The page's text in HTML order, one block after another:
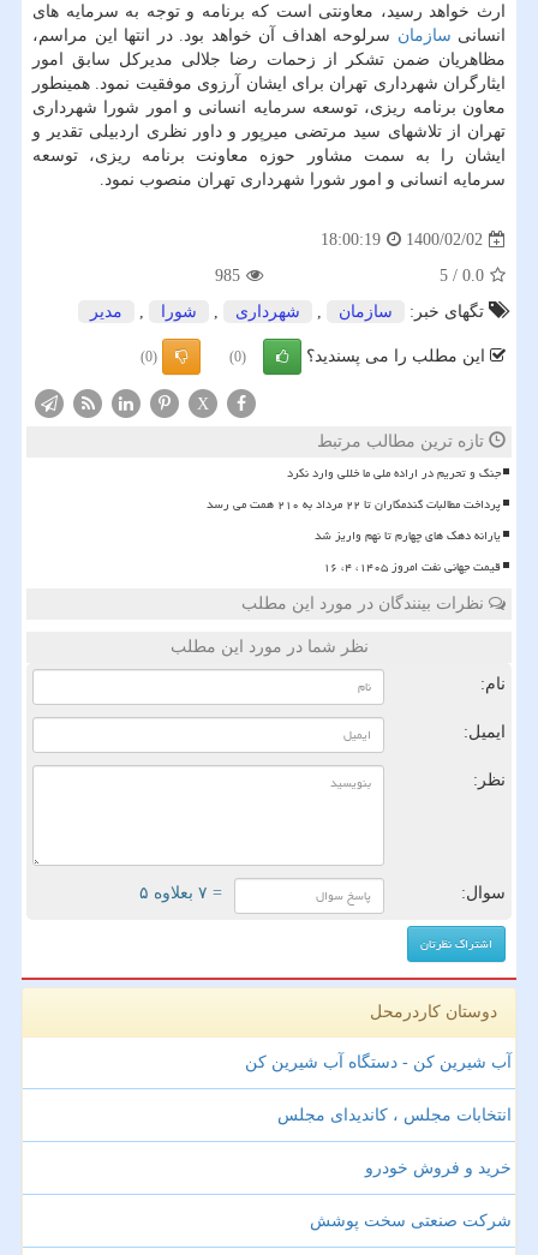
ارث خواهد رسید، معاونتی است که برنامه و توجه به سرمایه های
انسانی سازمان سرلوحه اهداف آن خواهد بود. در انتها این مراسم،
مظاهریان ضمن تشکر از زحمات رضا جلالی مدیرکل سابق امور
ایثارگران شهرداری تهران برای ایشان آرزوی موفقیت نمود. همینطور
معاون برنامه ریزی، توسعه سرمایه انسانی و امور شورا شهرداری
تهران از تلاشهای سید مرتضی میرپور و داور نظری اردبیلی تقدیر و
ایشان را به سمت مشاور حوزه معاونت برنامه ریزی، توسعه
سرمایه انسانی و امور شورا شهرداری تهران منصوب نمود.
1400/02/02
18:00:19
0.0
/
5
985
تگهای خبر:
سازمان , شهرداری , شورا , مدیر
این مطلب را می پسندید؟ (0)
(0)
X
تازه ترین مطالب مرتبط
جنگ و تحریم در اراده ملی ما خللی وارد نکرد
پرداخت مطالبات گندمکاران تا ۲۲ مرداد به ۲۱۰ همت می رسد
یارانه دهک های چهارم تا نهم واریز شد
قیمت جهانی نفت امروز ۱۴۰۵، ۴، ۱۶
نظرات بینندگان در مورد این مطلب
نظر شما در مورد این مطلب
نام:
ایمیل:
نظر:
سوال: = ۷ بعلاوه ۵
دوستان کاردرمحل
آب شیرین کن - دستگاه آب شیرین کن
انتخابات مجلس ، کاندیدای مجلس
خرید و فروش خودرو
شرکت صنعتی سخت پوشش